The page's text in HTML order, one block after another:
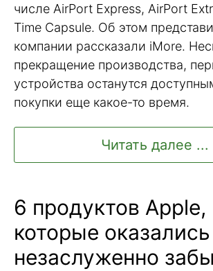
числе AirPort Express, AirPort
Time Capsule. Об этом
компании рассказали iMore.
прекращение производства,
устройства останутся
покупки еще какое-то время.
Читать далее ...
6 продуктов Apple,
которые оказались
незаслуженно